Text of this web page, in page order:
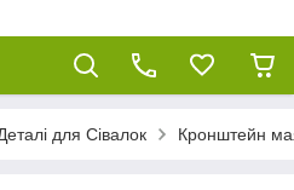
для Сівалок Кронштейн